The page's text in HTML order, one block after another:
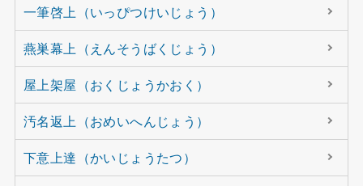
一筆啓上（いっぴつけいじょう）
燕巣幕上（えんそうばくじょう）
屋上架屋（おくじょうかおく）
汚名返上（おめいへんじょう）
下意上達（かいじょうたつ）